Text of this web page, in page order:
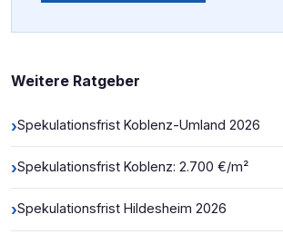
Weitere Ratgeber
›Spekulationsfrist Koblenz-Umland 2026
›Spekulationsfrist Koblenz: 2.700 €/m²
›Spekulationsfrist Hildesheim 2026